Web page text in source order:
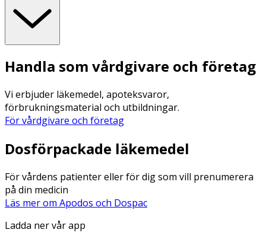
Handla som vårdgivare och företag
Vi erbjuder läkemedel, apoteksvaror,
förbrukningsmaterial och utbildningar.
För vårdgivare och företag
Dosförpackade läkemedel
För vårdens patienter eller för dig som vill prenumerera
på din medicin
Läs mer om Apodos och Dospac
Ladda ner vår app